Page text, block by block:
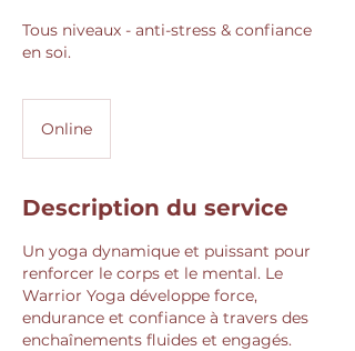
Tous niveaux - anti-stress & confiance
en soi.
Online
Description du service
Un yoga dynamique et puissant pour
renforcer le corps et le mental. Le
Warrior Yoga développe force,
endurance et confiance à travers des
enchaînements fluides et engagés.